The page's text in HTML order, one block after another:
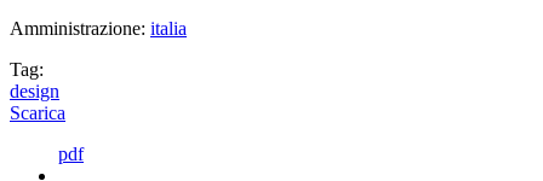
Amministrazione: italia
Tag:
design
Scarica
pdf